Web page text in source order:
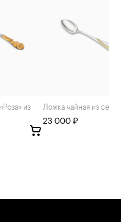
Ложка чайная из
23 000 ₽